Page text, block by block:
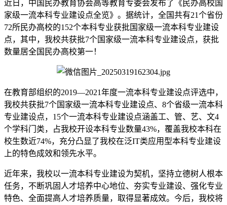
近日，中国民办教育协会高等教育专委会发布了《民办高校国
家级一流本科专业建设点全览》。据统计，全国共有21个省份
72所民办高校的152个本科专业获批国家级一流本科专业建设
点，其中，我校共获批7个国家级一流本科专业建设点，获批
数量居全国民办高校第一！
在教育部组织的2019—2021年度一流本科专业建设点评选中，
我校共获批7个国家级一流本科专业建设点、8个省级一流本科
专业建设点，15个一流本科专业建设点涵盖工、管、艺、文4
个学科门类，占我校开设本科专业数量43%，覆盖我校本科在
校生数近74%，充分凸显了我校在泛IT类应用型本科专业建设
上的特色成效和领先水平。
近年来，我校以一流本科专业建设为契机，坚持立德树人根本
任务，不断巩固人才培养中心地位、夯实专业建设、强化专业
特色、全面提高人才培养质量，取得显著成效。今后，我校将